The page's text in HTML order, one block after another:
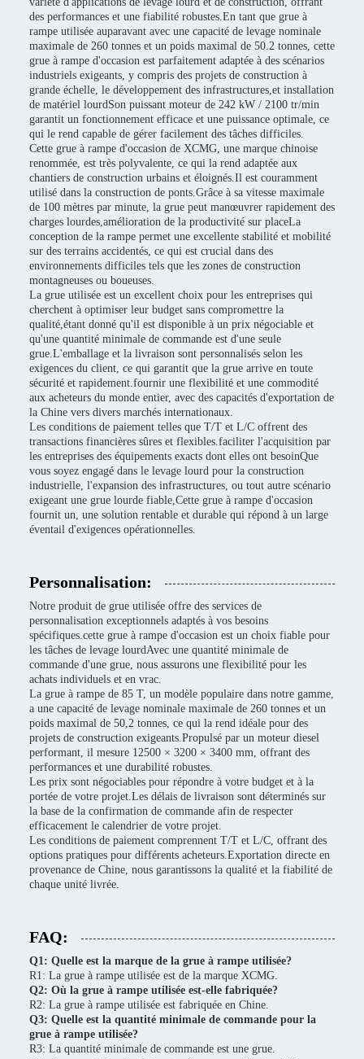
des performances et une fiabilité robustes.En tant que grue à
rampe utilisée auparavant avec une capacité de levage nominale
maximale de 260 tonnes et un poids maximal de 50.2 tonnes, cette
grue à rampe d'occasion est parfaitement adaptée à des scénarios
industriels exigeants, y compris des projets de construction à
grande échelle, le développement des infrastructures,et installation
de matériel lourdSon puissant moteur de 242 kW / 2100 tr/min
garantit un fonctionnement efficace et une puissance optimale, ce
qui le rend capable de gérer facilement des tâches difficiles.
Cette grue à rampe d'occasion de XCMG, une marque chinoise
renommée, est très polyvalente, ce qui la rend adaptée aux
chantiers de construction urbains et éloignés.Il est couramment
utilisé dans la construction de ponts.Grâce à sa vitesse maximale
de 100 mètres par minute, la grue peut manœuvrer rapidement des
charges lourdes,amélioration de la productivité sur placeLa
conception de la rampe permet une excellente stabilité et mobilité
sur des terrains accidentés, ce qui est crucial dans des
environnements difficiles tels que les zones de construction
montagneuses ou boueuses.
La grue utilisée est un excellent choix pour les entreprises qui
cherchent à optimiser leur budget sans compromettre la
qualité,étant donné qu'il est disponible à un prix négociable et
qu'une quantité minimale de commande est d'une seule
grue.L'emballage et la livraison sont personnalisés selon les
exigences du client, ce qui garantit que la grue arrive en toute
sécurité et rapidement.fournir une flexibilité et une commodité
aux acheteurs du monde entier, avec des capacités d'exportation de
la Chine vers divers marchés internationaux.
Les conditions de paiement telles que T/T et L/C offrent des
transactions financières sûres et flexibles.faciliter l'acquisition par
les entreprises des équipements exacts dont elles ont besoinQue
vous soyez engagé dans le levage lourd pour la construction
industrielle, l'expansion des infrastructures, ou tout autre scénario
exigeant une grue lourde fiable,Cette grue à rampe d'occasion
fournit un, une solution rentable et durable qui répond à un large
éventail d'exigences opérationnelles.
Personnalisation:
Notre produit de grue utilisée offre des services de
personnalisation exceptionnels adaptés à vos besoins
spécifiques.cette grue à rampe d'occasion est un choix fiable pour
les tâches de levage lourdAvec une quantité minimale de
commande d'une grue, nous assurons une flexibilité pour les
achats individuels et en vrac.
La grue à rampe de 85 T, un modèle populaire dans notre gamme,
a une capacité de levage nominale maximale de 260 tonnes et un
poids maximal de 50,2 tonnes, ce qui la rend idéale pour des
projets de construction exigeants.Propulsé par un moteur diesel
performant, il mesure 12500 × 3200 × 3400 mm, offrant des
performances et une durabilité robustes.
Les prix sont négociables pour répondre à votre budget et à la
portée de votre projet.Les délais de livraison sont déterminés sur
la base de la confirmation de commande afin de respecter
efficacement le calendrier de votre projet.
Les conditions de paiement comprennent T/T et L/C, offrant des
options pratiques pour différents acheteurs.Exportation directe en
provenance de Chine, nous garantissons la qualité et la fiabilité de
chaque unité livrée.
FAQ:
Q1: Quelle est la marque de la grue à rampe utilisée?
R1: La grue à rampe utilisée est de la marque XCMG.
Q2: Où la grue à rampe utilisée est-elle fabriquée?
R2: La grue à rampe utilisée est fabriquée en Chine.
Q3: Quelle est la quantité minimale de commande pour la
grue à rampe utilisée?
R3: La quantité minimale de commande est une grue.